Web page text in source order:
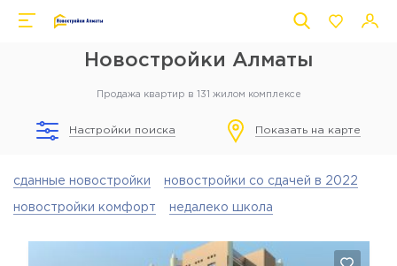
Новостройки Алматы
Продажа квартир в 131 жилом комплексе
Настройки поиска Показать на карте
сданные новостройки новостройки со сдачей в 2022
новостройки комфорт недалеко школа